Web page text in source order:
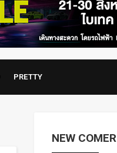
PRETTY
NEW COMER